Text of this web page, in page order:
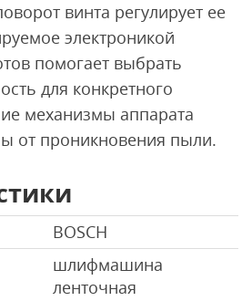
винта регулирует ее
электроникой
помогает выбрать
для конкретного
механизмы аппарата
от проникновения пыли.
BOSCH
шлифмашина
ленточная